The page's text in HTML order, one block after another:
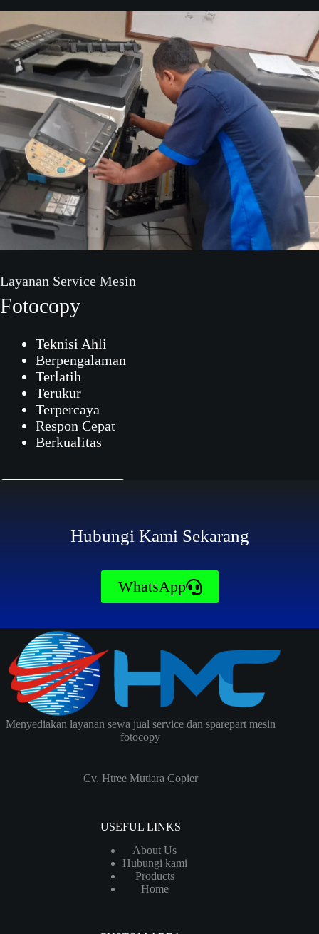
Layanan Service Mesin
Fotocopy
Teknisi Ahli
Berpengalaman
Terlatih
Terukur
Terpercaya
Respon Cepat
Berkualitas
Hubungi Kami Sekarang
WhatsApp
Menyediakan layanan sewa jual service dan sparepart mesin
fotocopy
Cv. Htree Mutiara Copier
USEFUL LINKS
About Us
Hubungi kami
Products
Home